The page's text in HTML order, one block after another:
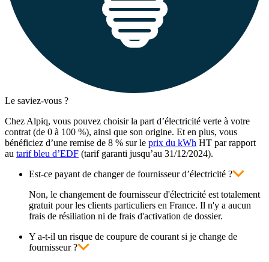
Le saviez-vous ?
Chez Alpiq, vous pouvez choisir la part d’électricité verte à votre
contrat (de 0 à 100 %), ainsi que son origine. Et en plus, vous
bénéficiez d’une remise de 8 % sur le prix du kWh HT par rapport
au tarif bleu d’EDF (tarif garanti jusqu’au 31/12/2024).
Est-ce payant de changer de fournisseur d’électricité ?
Non, le changement de fournisseur d'électricité est totalement
gratuit pour les clients particuliers en France. Il n'y a aucun
frais de résiliation ni de frais d'activation de dossier.
Y a-t-il un risque de coupure de courant si je change de
fournisseur ?